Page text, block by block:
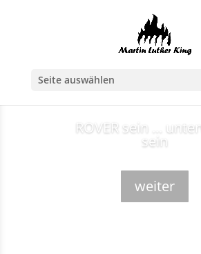
Seite auswählen
ROVER sein ...
sein
weiter